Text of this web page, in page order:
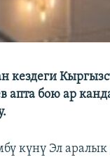
кездеги
апта бою ар
күнү Эл